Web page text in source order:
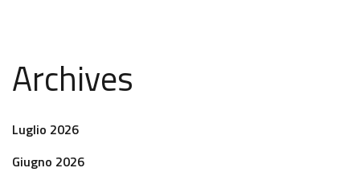
Archives
Luglio 2026
Giugno 2026